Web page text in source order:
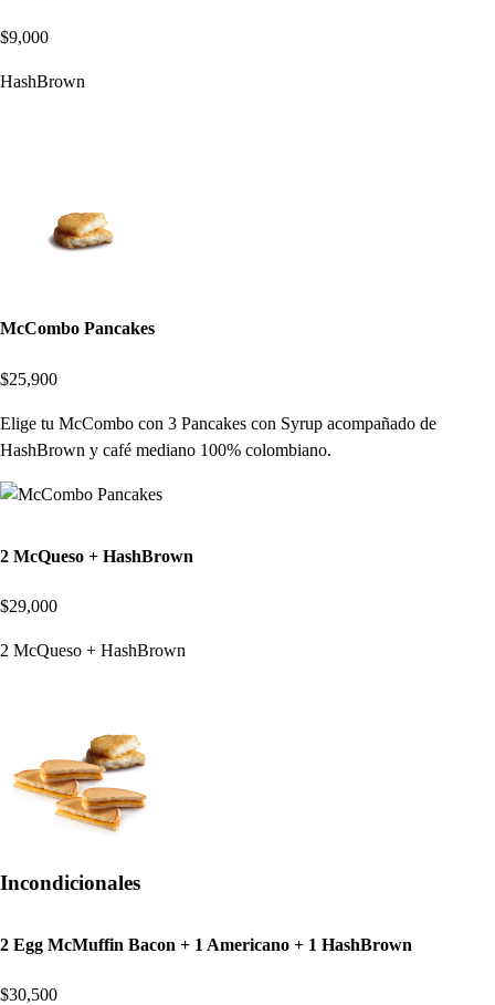
$9,000
HashBrown
McCombo Pancakes
$25,900
Elige tu McCombo con 3 Pancakes con Syrup acompañado de
HashBrown y café mediano 100% colombiano.
2 McQueso + HashBrown
$29,000
2 McQueso + HashBrown
Incondicionales
2 Egg McMuffin Bacon + 1 Americano + 1 HashBrown
$30,500